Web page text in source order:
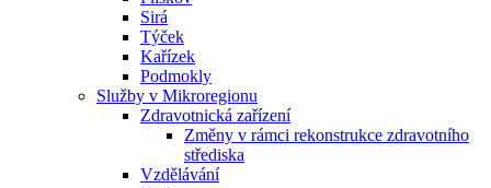
Sirá
Týček
Kařízek
Podmokly
Služby v Mikroregionu
Zdravotnická zařízení
Změny v rámci rekonstrukce zdravotního
střediska
Vzdělávání